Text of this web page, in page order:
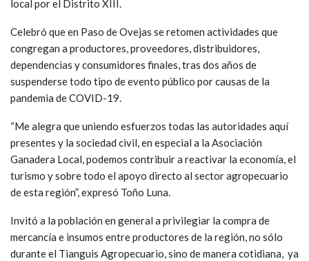
local por el Distrito XIII.
Celebró que en Paso de Ovejas se retomen actividades que
congregan a productores, proveedores, distribuidores,
dependencias y consumidores finales, tras dos años de
suspenderse todo tipo de evento público por causas de la
pandemia de COVID-19.
“Me alegra que uniendo esfuerzos todas las autoridades aquí
presentes y la sociedad civil, en especial a la Asociación
Ganadera Local, podemos contribuir a reactivar la economía, el
turismo y sobre todo el apoyo directo al sector agropecuario
de esta región”, expresó Toño Luna.
Invitó a la población en general a privilegiar la compra de
mercancía e insumos entre productores de la región, no sólo
durante el Tianguis Agropecuario, sino de manera cotidiana, ya